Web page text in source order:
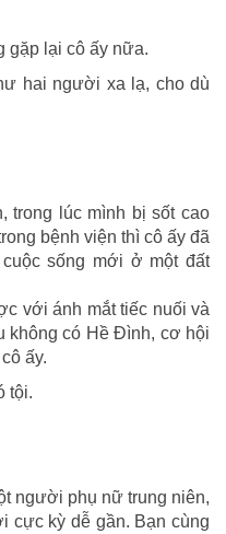
gặp lại cô ấy nữa.
hai người xa lạ, cho dù
trong lúc mình bị sốt cao
bệnh viện thì cô ấy đã
sống mới ở một đất
với ánh mắt tiếc nuối và
không có Hề Đình, cơ hội
ấy.
tội.
người phụ nữ trung niên,
cực kỳ dễ gần. Bạn cùng